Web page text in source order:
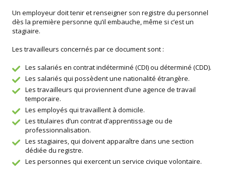
Un employeur doit tenir et renseigner son registre du personnel
dès la première personne qu’il embauche, même si c’est un
stagiaire.
Les travailleurs concernés par ce document sont :
Les salariés en contrat indéterminé (CDI) ou déterminé (CDD).
Les salariés qui possèdent une nationalité étrangère.
Les travailleurs qui proviennent d’une agence de travail
temporaire.
Les employés qui travaillent à domicile.
Les titulaires d’un contrat d’apprentissage ou de
professionnalisation.
Les stagiaires, qui doivent apparaître dans une section
dédiée du registre.
Les personnes qui exercent un service civique volontaire.